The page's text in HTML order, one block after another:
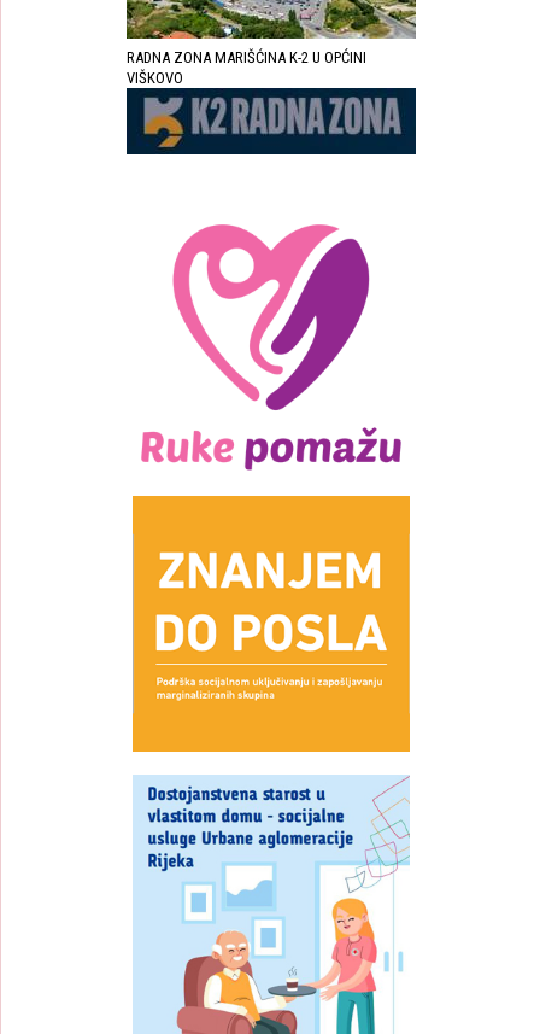
RADNA ZONA MARIŠĆINA K-2 U OPĆINI
VIŠKOVO